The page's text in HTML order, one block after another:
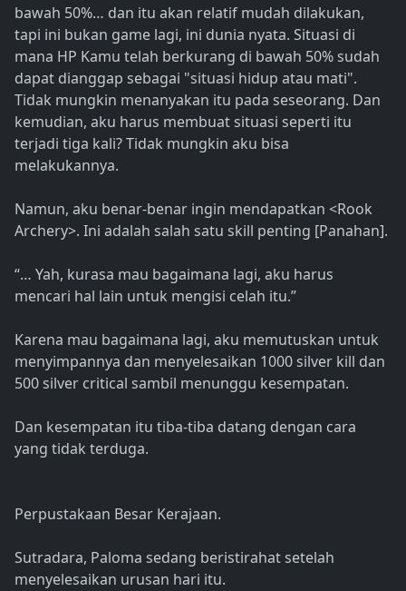
bawah 50%… dan itu akan relatif mudah dilakukan,
tapi ini bukan game lagi, ini dunia nyata. Situasi di
mana HP Kamu telah berkurang di bawah 50% sudah
dapat dianggap sebagai "situasi hidup atau mati".
Tidak mungkin menanyakan itu pada seseorang. Dan
kemudian, aku harus membuat situasi seperti itu
terjadi tiga kali? Tidak mungkin aku bisa
melakukannya.
Namun, aku benar-benar ingin mendapatkan <Rook
Archery>. Ini adalah salah satu skill penting [Panahan].
“… Yah, kurasa mau bagaimana lagi, aku harus
mencari hal lain untuk mengisi celah itu.”
Karena mau bagaimana lagi, aku memutuskan untuk
menyimpannya dan menyelesaikan 1000 silver kill dan
500 silver critical sambil menunggu kesempatan.
Dan kesempatan itu tiba-tiba datang dengan cara
yang tidak terduga.
Perpustakaan Besar Kerajaan.
Sutradara, Paloma sedang beristirahat setelah
menyelesaikan urusan hari itu.